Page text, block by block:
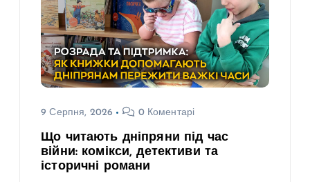
9 Серпня, 2026 0 Коментарі
Що читають дніпряни під час
війни: комікси, детективи та
історичні романи